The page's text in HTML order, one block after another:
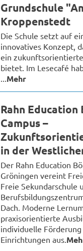
Grundschule
Kroppenstedt
Die Schule setzt auf
innovatives Konzept,
ein
bietet. Im Lesecafé
...Mehr
Rahn Education
Campus –
in der
Der Rahn Education
Gröningen vereint
Freie Sekundarschule
Dach. Moderne
praxisorientierte
individuelle
Einrichtungen aus.